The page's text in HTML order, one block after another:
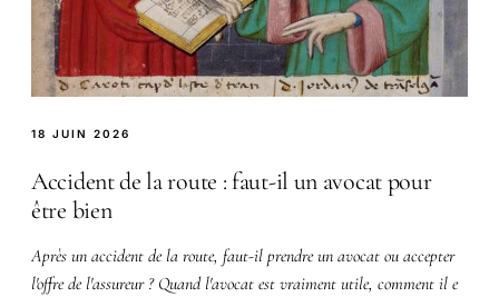
18 JUIN 2026
Accident de la route : faut-il un avocat pour
être bien
Après un accident de la route, faut-il prendre un avocat ou accepter
l'offre de l'assureur ? Quand l'avocat est vraiment utile, comment il e